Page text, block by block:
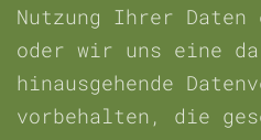
Nutzung Ihrer
oder wir uns eine
hinausgehende
vorbehalten, die